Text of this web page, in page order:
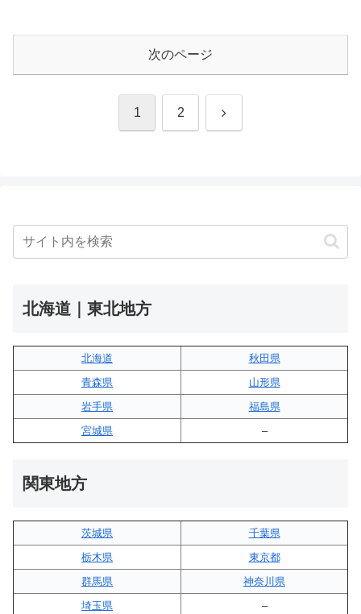
次のページ
1 2 次
北海道｜東北地方
北海道
秋田県
青森県
山形県
岩手県
福島県
宮城県
–
関東地方
茨城県
千葉県
栃木県
東京都
群馬県
神奈川県
埼玉県
–